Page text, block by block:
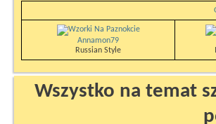
Annamon79
Russian Style
Wszystko na temat